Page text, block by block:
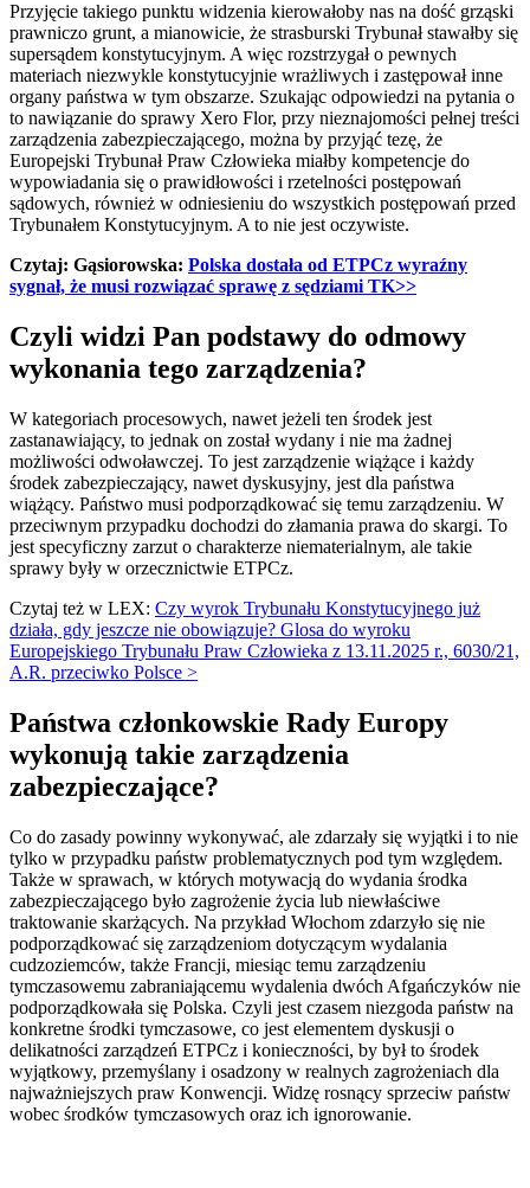
Przyjęcie takiego punktu widzenia kierowałoby nas na dość grząski
prawniczo grunt, a mianowicie, że strasburski Trybunał stawałby się
supersądem konstytucyjnym. A więc rozstrzygał o pewnych
materiach niezwykle konstytucyjnie wrażliwych i zastępował inne
organy państwa w tym obszarze. Szukając odpowiedzi na pytania o
to nawiązanie do sprawy Xero Flor, przy nieznajomości pełnej treści
zarządzenia zabezpieczającego, można by przyjąć tezę, że
Europejski Trybunał Praw Człowieka miałby kompetencje do
wypowiadania się o prawidłowości i rzetelności postępowań
sądowych, również w odniesieniu do wszystkich postępowań przed
Trybunałem Konstytucyjnym. A to nie jest oczywiste.
Czytaj: Gąsiorowska: Polska dostała od ETPCz wyraźny
sygnał, że musi rozwiązać sprawę z sędziami TK>>
Czyli widzi Pan podstawy do odmowy
wykonania tego zarządzenia?
W kategoriach procesowych, nawet jeżeli ten środek jest
zastanawiający, to jednak on został wydany i nie ma żadnej
możliwości odwoławczej. To jest zarządzenie wiążące i każdy
środek zabezpieczający, nawet dyskusyjny, jest dla państwa
wiążący. Państwo musi podporządkować się temu zarządzeniu. W
przeciwnym przypadku dochodzi do złamania prawa do skargi. To
jest specyficzny zarzut o charakterze niematerialnym, ale takie
sprawy były w orzecznictwie ETPCz.
Czytaj też w LEX: Czy wyrok Trybunału Konstytucyjnego już
działa, gdy jeszcze nie obowiązuje? Glosa do wyroku
Europejskiego Trybunału Praw Człowieka z 13.11.2025 r., 6030/21,
A.R. przeciwko Polsce >
Państwa członkowskie Rady Europy
wykonują takie zarządzenia
zabezpieczające?
Co do zasady powinny wykonywać, ale zdarzały się wyjątki i to nie
tylko w przypadku państw problematycznych pod tym względem.
Także w sprawach, w których motywacją do wydania środka
zabezpieczającego było zagrożenie życia lub niewłaściwe
traktowanie skarżących. Na przykład Włochom zdarzyło się nie
podporządkować się zarządzeniom dotyczącym wydalania
cudzoziemców, także Francji, miesiąc temu zarządzeniu
tymczasowemu zabraniającemu wydalenia dwóch Afgańczyków nie
podporządkowała się Polska. Czyli jest czasem niezgoda państw na
konkretne środki tymczasowe, co jest elementem dyskusji o
delikatności zarządzeń ETPCz i konieczności, by był to środek
wyjątkowy, przemyślany i osadzony w realnych zagrożeniach dla
najważniejszych praw Konwencji. Widzę rosnący sprzeciw państw
wobec środków tymczasowych oraz ich ignorowanie.